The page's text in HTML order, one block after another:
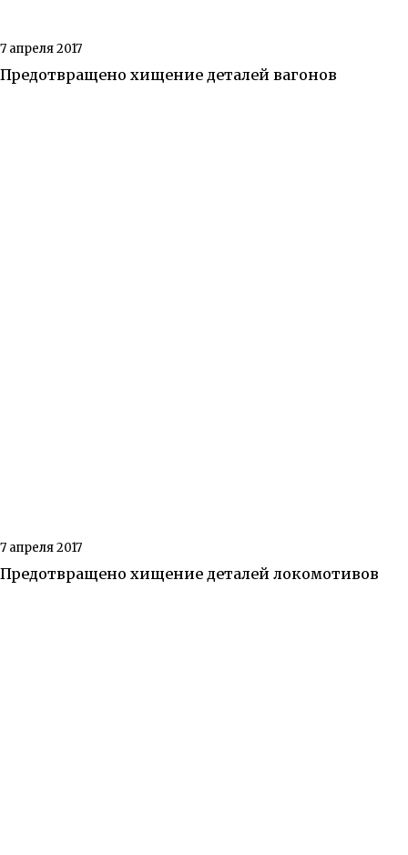
7 апреля 2017
Предотвращено хищение деталей вагонов
7 апреля 2017
Предотвращено хищение деталей локомотивов